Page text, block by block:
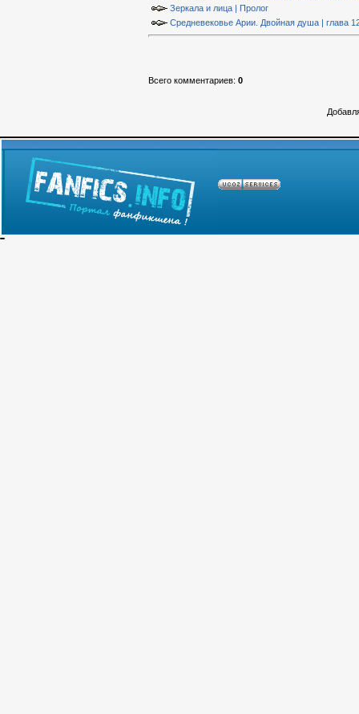
Зеркала и лица | Пролог
Средневековье Арии. Двойная душа | глава
Всего комментариев: 0